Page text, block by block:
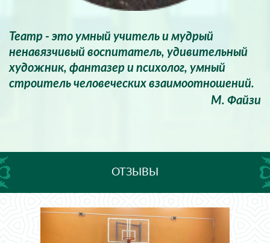
Театр - это умный учитель и мудрый
ненавязчивый воспитатель, удивительный
художник, фантазер и психолог, умный
строитель человеческих взаимоотношений.
М. Файзи
ОТЗЫВЫ